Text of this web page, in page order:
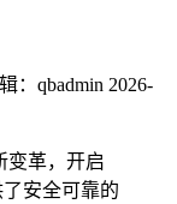
：qbadmin 2026-
变革，开启
安全可靠的